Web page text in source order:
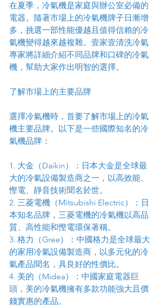
在夏季，冷氣機是家庭與辦公室必備的
電器。隨著市場上的冷氣機牌子日漸增
多，挑選一部性能優越且值得信賴的冷
氣機變得越來越複雜。壹家壹清洗冷氣
專家將詳細介紹不同品牌和口碑的冷氣
機，幫助大家作出明智的選擇。
了解市場上的主要品牌
選擇冷氣機時，首要了解市場上的冷氣
機主要品牌。以下是一些國際知名的冷
氣機品牌：
1. 大金（Daikin）：日本大金是全球最
大的冷氣設備製造商之一，以高效能、
慳電、靜音技術聞名於世。
2. 三菱電機（Mitsubishi Electric）：日
本知名品牌，三菱電機的冷氣機以高品
質、高性能和慳電環保著稱。
3. 格力（Gree）：中國格力是全球最大
的家用冷氣設備製造商，以多元化的冷
氣產品聞名，具良好的性價比。
4. 美的（Midea）：中國家庭電器巨
頭，美的冷氣機擁有多款功能強大且價
錢實惠的產品。